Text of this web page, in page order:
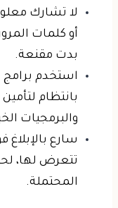
لا تشارك
أو كلمات
بدت مقنعة.
استخدم برامج
بانتظام
والبرمجيات
سارع بالإبلاغ
تتعرض لها،
المحتملة.